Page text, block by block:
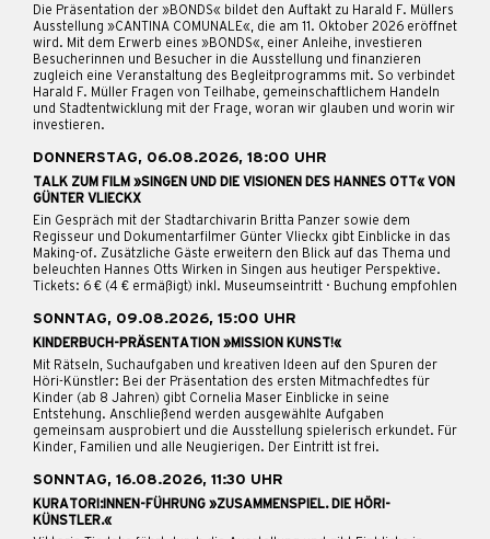
Die Präsentation der »BONDS« bildet den Auftakt zu Harald F. Müllers
Ausstellung »CANTINA COMUNALE«, die am 11. Oktober 2026 eröffnet
wird. Mit dem Erwerb eines »BONDS«, einer Anleihe, investieren
Besucherinnen und Besucher in die Ausstellung und finanzieren
zugleich eine Veranstaltung des Begleitprogramms mit. So verbindet
Harald F. Müller Fragen von Teilhabe, gemeinschaftlichem Handeln
und Stadtentwicklung mit der Frage, woran wir glauben und worin wir
investieren.
DONNERSTAG, 06.08.2026, 18:00 UHR
TALK ZUM FILM »SINGEN UND DIE VISIONEN DES HANNES OTT« VON
GÜNTER VLIECKX
Ein Gespräch mit der Stadtarchivarin Britta Panzer sowie dem
Regisseur und Dokumentarfilmer Günter Vlieckx gibt Einblicke in das
Making-of. Zusätzliche Gäste erweitern den Blick auf das Thema und
beleuchten Hannes Otts Wirken in Singen aus heutiger Perspektive.
Tickets: 6 € (4 € ermäßigt) inkl. Museumseintritt · Buchung empfohlen
SONNTAG, 09.08.2026, 15:00 UHR
KINDERBUCH-PRÄSENTATION »MISSION KUNST!«
Mit Rätseln, Suchaufgaben und kreativen Ideen auf den Spuren der
Höri-Künstler: Bei der Präsentation des ersten Mitmachfedtes für
Kinder (ab 8 Jahren) gibt Cornelia Maser Einblicke in seine
Entstehung. Anschließend werden ausgewählte Aufgaben
gemeinsam ausprobiert und die Ausstellung spielerisch erkundet. Für
Kinder, Familien und alle Neugierigen. Der Eintritt ist frei.
SONNTAG, 16.08.2026, 11:30 UHR
KURATORI:INNEN-FÜHRUNG »ZUSAMMENSPIEL. DIE HÖRI-
KÜNSTLER.«